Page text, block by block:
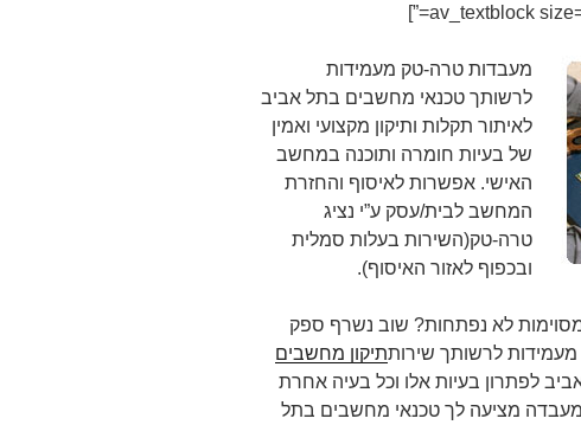
מעבדות טרה-טק מעמידות
לרשותך טכנאי מחשבים בתל אביב
לאיתור תקלות ותיקון מקצועי ואמין
של בעיות חומרה ותוכנה במחשב
האישי. אפשרות לאיסוף והחזרת
המחשב לבית/עסק ע”י נציג
טרה-טק(השירות בעלות סמלית
ובכפוף לאזור האיסוף).
לא נפתחות? שוב נשרף ספק
לרשותך שירותתיקון מחשבים
לפתרון בעיות אלו וכל בעיה אחרת
מציעה לך טכנאי מחשבים בתל